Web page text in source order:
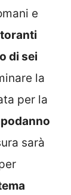
e
di sei
la
per la
sarà